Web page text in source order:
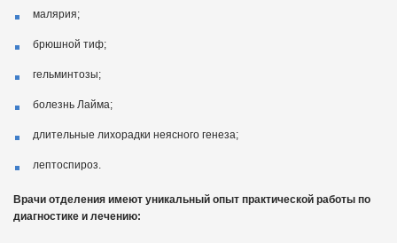
малярия;
брюшной тиф;
гельминтозы;
болезнь Лайма;
длительные лихорадки неясного генеза;
лептоспироз.
Врачи отделения имеют уникальный опыт практической работы по
диагностике и лечению: